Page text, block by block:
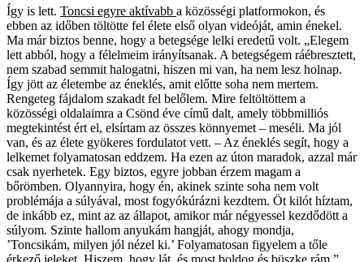
Így is lett. Toncsi egyre aktívabb a közösségi platformokon, és
ebben az időben töltötte fel élete első olyan videóját, amin énekel.
Ma már biztos benne, hogy a betegsége lelki eredetű volt. „Elegem
lett abból, hogy a félelmeim irányítsanak. A betegségem ráébresztett,
nem szabad semmit halogatni, hiszen mi van, ha nem lesz holnap.
Így jött az életembe az éneklés, amit előtte soha nem mertem.
Rengeteg fájdalom szakadt fel belőlem. Mire feltöltöttem a
közösségi oldalaimra a Csönd éve című dalt, amely többmilliós
megtekintést ért el, elsírtam az összes könnyemet – meséli. Ma jól
van, és az élete gyökeres fordulatot vett. – Az éneklés segít, hogy a
lelkemet folyamatosan eddzem. Ha ezen az úton maradok, azzal már
csak nyerhetek. Egy biztos, egyre jobban érzem magam a
bőrömben. Olyannyira, hogy én, akinek szinte soha nem volt
problémája a súlyával, most fogyókúrázni kezdtem. Öt kilót híztam,
de inkább ez, mint az az állapot, amikor már négyessel kezdődött a
súlyom. Szinte hallom anyukám hangját, ahogy mondja,
’Toncsikám, milyen jól nézel ki.’ Folyamatosan figyelem a tőle
érkező jeleket. Hiszem, hogy lát, és most boldog és büszke rám.”